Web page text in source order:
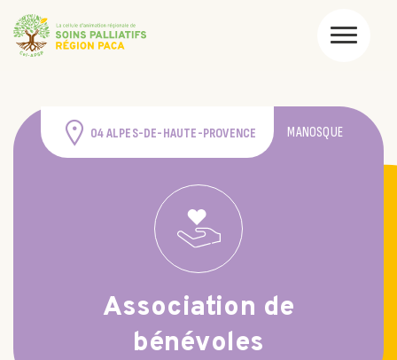
04 ALPES-DE-HAUTE-PROVENCE MANOSQUE
Association de
bénévoles